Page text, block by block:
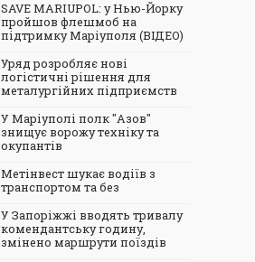
SAVE MARIUPOL: у Нью-Йорку
пройшов флешмоб на
підтримку Маріуполя (ВІДЕО)
Уряд розробляє нові
логістичні рішення для
металургійних підприємств
У Маріуполі полк "Азов"
знищує ворожу техніку та
окупантів
Метінвест шукає водіїв з
транспортом та без
У Запоріжжі вводять тривалу
комендантську годину,
змінено маршрути поїздів